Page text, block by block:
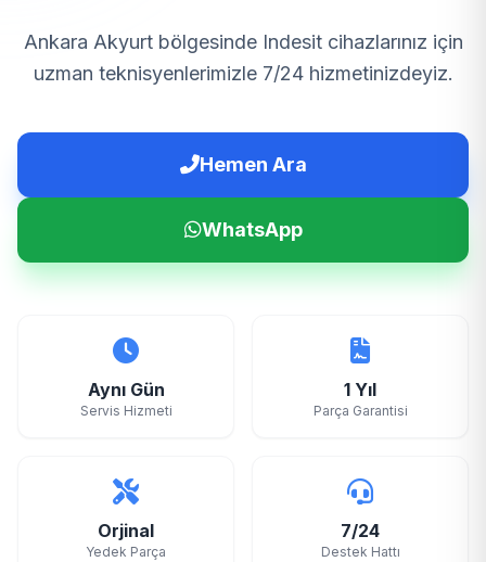
Ankara Akyurt bölgesinde Indesit cihazlarınız için
uzman teknisyenlerimizle 7/24 hizmetinizdeyiz.
Hemen Ara
WhatsApp
Aynı Gün
Servis Hizmeti
1 Yıl
Parça Garantisi
Orjinal
Yedek Parça
7/24
Destek Hattı